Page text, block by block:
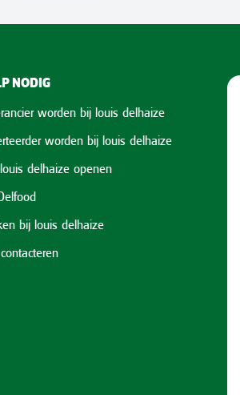
NODIG
worden bij louis delhaize
worden bij louis delhaize
delhaize openen
bij louis delhaize